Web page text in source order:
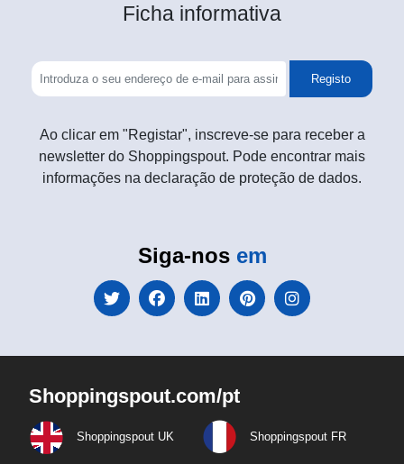
Ficha informativa
Registo
Ao clicar em "Registar", inscreve-se para receber a
newsletter do Shoppingspout. Pode encontrar mais
informações na declaração de proteção de dados.
Siga-nos em
Shoppingspout.com/pt
Shoppingspout UK Shoppingspout FR